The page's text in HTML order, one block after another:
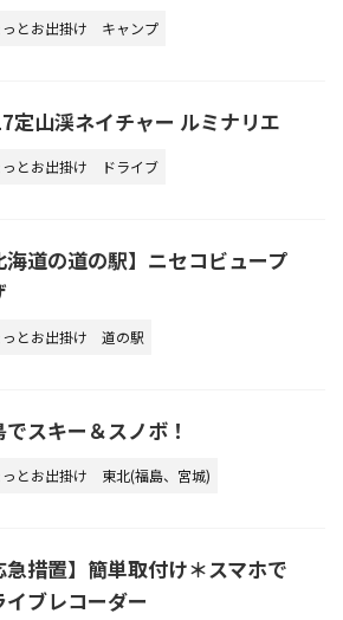
とお出掛け キャンプ
定山渓ネイチャー ルミナリエ
とお出掛け ドライブ
海道の道の駅】ニセコビュープ
とお出掛け 道の駅
スキー＆スノボ！
とお出掛け 東北(福島、宮城)
急措置】簡単取付け＊スマホで
イブレコーダー